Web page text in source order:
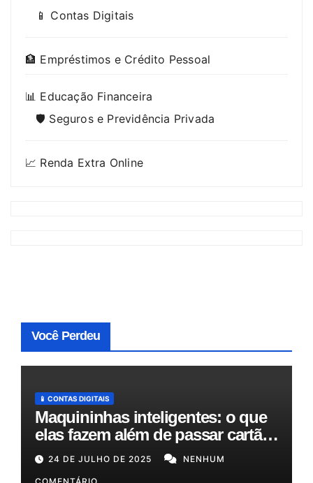
📱 Contas Digitais
🏦 Empréstimos e Crédito Pessoal
📊 Educação Financeira
🛡️ Seguros e Previdência Privada
📈 Renda Extra Online
Você Perdeu
📱 CONTAS DIGITAIS
Maquininhas inteligentes: o que
elas fazem além de passar cartão
e como podem otimizar sua
gestão!
24 DE JULHO DE 2025 NENHUM